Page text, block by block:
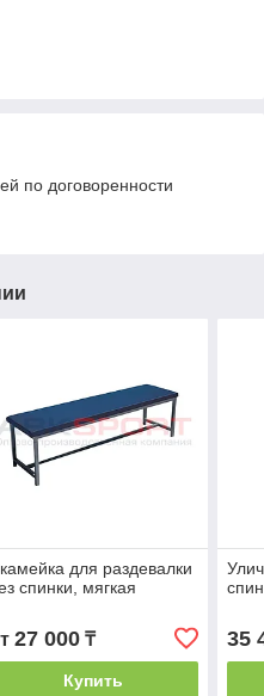
по договоренности
для раздевалки
спинки, мягкая
27 000₸
Купить
35